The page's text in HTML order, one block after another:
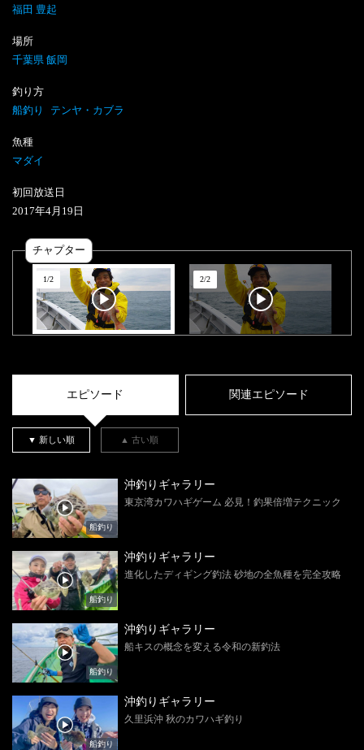
福田 豊起
場所
千葉県 飯岡
釣り方
船釣り
テンヤ・カブラ
魚種
マダイ
初回放送日
2017年4月 19 日
チャプター
1/2 2/2
エピソード 関連エピソード
▼ 新しい順 ▲ 古い順
船釣り
沖釣りギャラリー
東京湾カワハギゲーム 必見！釣果倍増テクニック
船釣り
沖釣りギャラリー
進化したディギング釣法 砂地の全魚種を完全攻略
船釣り
沖釣りギャラリー
船キスの概念を変える令和の新釣法
船釣り
沖釣りギャラリー
久里浜沖 秋のカワハギ釣り